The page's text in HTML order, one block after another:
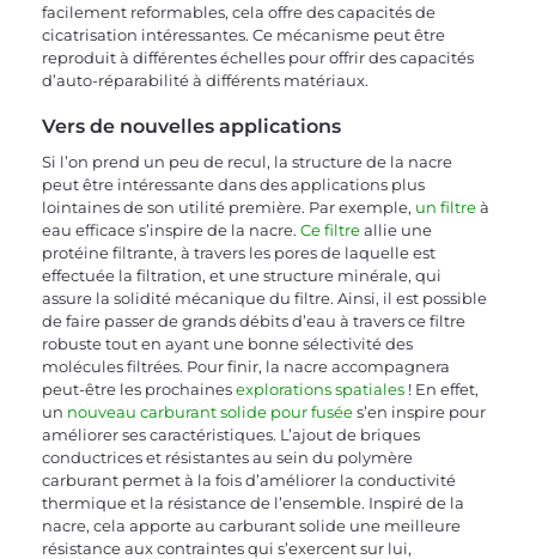
facilement reformables, cela offre des capacités de
cicatrisation intéressantes. Ce mécanisme peut être
reproduit à différentes échelles pour offrir des capacités
d’auto-réparabilité à différents matériaux.
Vers de nouvelles applications
Si l’on prend un peu de recul, la structure de la nacre
peut être intéressante dans des applications plus
lointaines de son utilité première. Par exemple, un filtre à
eau efficace s’inspire de la nacre. Ce filtre allie une
protéine filtrante, à travers les pores de laquelle est
effectuée la filtration, et une structure minérale, qui
assure la solidité mécanique du filtre. Ainsi, il est possible
de faire passer de grands débits d’eau à travers ce filtre
robuste tout en ayant une bonne sélectivité des
molécules filtrées. Pour finir, la nacre accompagnera
peut-être les prochaines explorations spatiales ! En effet,
un nouveau carburant solide pour fusée s’en inspire pour
améliorer ses caractéristiques. L’ajout de briques
conductrices et résistantes au sein du polymère
carburant permet à la fois d’améliorer la conductivité
thermique et la résistance de l’ensemble. Inspiré de la
nacre, cela apporte au carburant solide une meilleure
résistance aux contraintes qui s’exercent sur lui,